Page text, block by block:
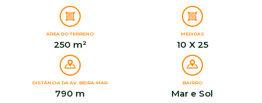
ÁREA DO TERRENO
250 m²
MEDIDAS
10 X 25
DISTÂNCIA DA AV. BEIRA-MAR
790 m
BAIRRO
Mar e Sol